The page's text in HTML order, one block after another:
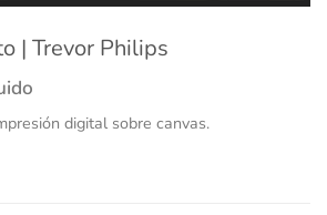
| Trevor Philips
digital sobre canvas.